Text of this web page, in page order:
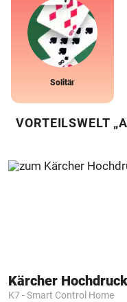
Solitär
VORTEILSWELT
Kärcher
K7 - Smart Control Home